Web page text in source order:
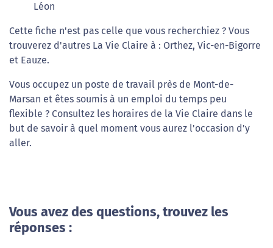
Léon
Cette fiche n'est pas celle que vous recherchiez ? Vous
trouverez d'autres La Vie Claire à : Orthez, Vic-en-Bigorre
et Eauze.
Vous occupez un poste de travail près de Mont-de-
Marsan et êtes soumis à un emploi du temps peu
flexible ? Consultez les horaires de la Vie Claire dans le
but de savoir à quel moment vous aurez l'occasion d'y
aller.
Vous avez des questions, trouvez les
réponses :